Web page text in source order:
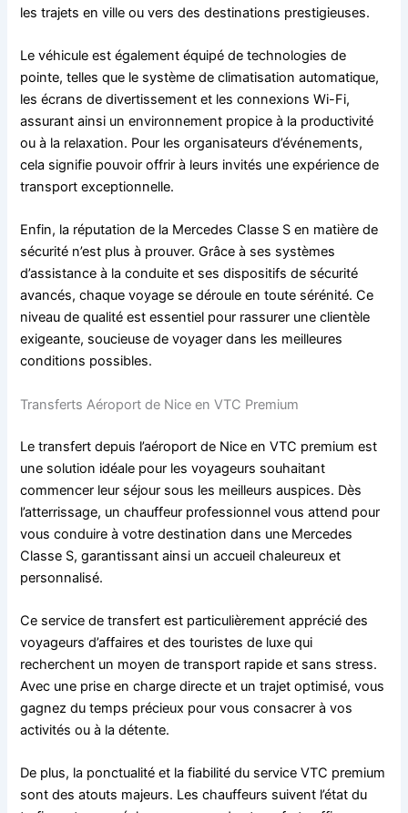
les trajets en ville ou vers des destinations prestigieuses.
Le véhicule est également équipé de technologies de
pointe, telles que le système de climatisation automatique,
les écrans de divertissement et les connexions Wi-Fi,
assurant ainsi un environnement propice à la productivité
ou à la relaxation. Pour les organisateurs d’événements,
cela signifie pouvoir offrir à leurs invités une expérience de
transport exceptionnelle.
Enfin, la réputation de la Mercedes Classe S en matière de
sécurité n’est plus à prouver. Grâce à ses systèmes
d’assistance à la conduite et ses dispositifs de sécurité
avancés, chaque voyage se déroule en toute sérénité. Ce
niveau de qualité est essentiel pour rassurer une clientèle
exigeante, soucieuse de voyager dans les meilleures
conditions possibles.
Transferts Aéroport de Nice en VTC Premium
Le transfert depuis l’aéroport de Nice en VTC premium est
une solution idéale pour les voyageurs souhaitant
commencer leur séjour sous les meilleurs auspices. Dès
l’atterrissage, un chauffeur professionnel vous attend pour
vous conduire à votre destination dans une Mercedes
Classe S, garantissant ainsi un accueil chaleureux et
personnalisé.
Ce service de transfert est particulièrement apprécié des
voyageurs d’affaires et des touristes de luxe qui
recherchent un moyen de transport rapide et sans stress.
Avec une prise en charge directe et un trajet optimisé, vous
gagnez du temps précieux pour vous consacrer à vos
activités ou à la détente.
De plus, la ponctualité et la fiabilité du service VTC premium
sont des atouts majeurs. Les chauffeurs suivent l’état du